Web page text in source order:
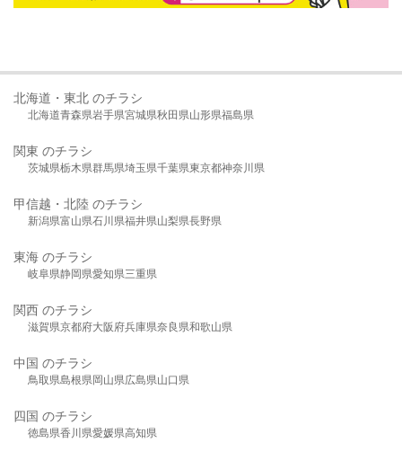
北海道・東北 のチラシ
北海道青森県岩手県宮城県秋田県山形県福島県
関東 のチラシ
茨城県栃木県群馬県埼玉県千葉県東京都神奈川県
甲信越・北陸 のチラシ
新潟県富山県石川県福井県山梨県長野県
東海 のチラシ
岐阜県静岡県愛知県三重県
関西 のチラシ
滋賀県京都府大阪府兵庫県奈良県和歌山県
中国 のチラシ
鳥取県島根県岡山県広島県山口県
四国 のチラシ
徳島県香川県愛媛県高知県